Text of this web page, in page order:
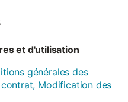
et d'utilisation
générales des
Modification des